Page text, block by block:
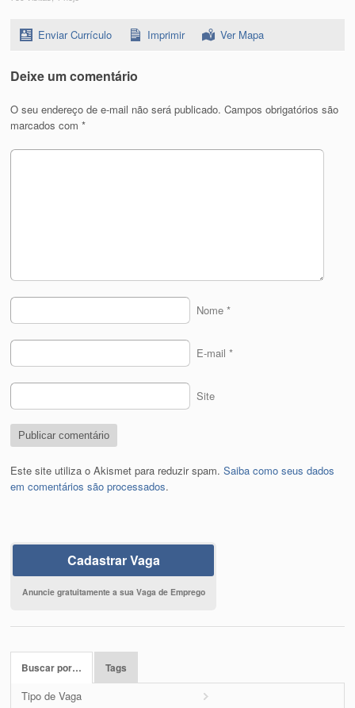
Enviar Currículo Imprimir Ver Mapa
Deixe um comentário
O seu endereço de e-mail não será publicado. Campos obrigatórios são
marcados com*
Nome *
E-mail *
Site
Este site utiliza o Akismet para reduzir spam.Saiba como seus dados
em comentários são processados.
Cadastrar Vaga
Anuncie gratuitamente a sua Vaga de Emprego
Buscar por… Tags
Tipo de Vaga